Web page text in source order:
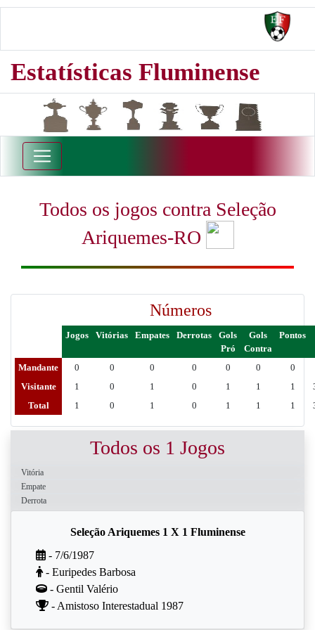
Estatísticas Fluminense
Todos os jogos contra Seleção
Ariquemes-RO
Números
Jogos Vitórias Empates Derrotas
Gols
Pró
Gols
Contra
Pontos
Mandante 0 0 0 0 0 0
0
Visitante
1 0 1 0 1 1 1
Total
1 0 1 0 1 1 1
Todos os 1 Jogos
Vitória
Empate
Derrota
Seleção Ariquemes 1 X 1 Fluminense
- 7/6/1987
- Euripedes Barbosa
- Gentil Valério
- Amistoso Interestadual 1987